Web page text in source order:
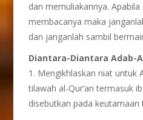
dan memuliakannya.
membacanya maka
dan janganlah sambil
Diantara-Diantara Adab-
1. Mengikhlaskan niat untuk
tilawah al-Qur’an termasuk
disebutkan pada keutamaan